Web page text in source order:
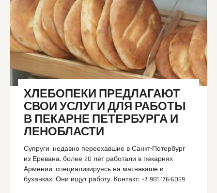
ХЛЕБОПЕКИ ПРЕДЛАГАЮТ
СВОИ УСЛУГИ ДЛЯ РАБОТЫ
В ПЕКАРНЕ ПЕТЕРБУРГА И
ЛЕНОБЛАСТИ
Супруги, недавно переехавшие в Санкт-Петербург
из Еревана, более 20 лет работали в пекарнях
Армении, специализируясь на матнакаше и
буханках. Они ищут работу. Контакт: +7 981 176-6069